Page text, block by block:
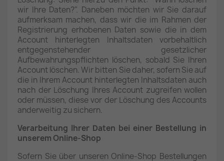
wir Ihre Daten?". Daneben möchten wir Sie darauf
aufmerksam machen, dass wir die im Rahmen der
Registrierung erhobenen Daten sowie die in dem
Account hinterlegten Inhaltsdaten vorbehaltlich
entgegenstehender gesetzlicher
Aufbewahrungspflichten löschen, sobald Sie Ihren
Account löschen. Wir bitten Sie daher, sofern Sie auf
die in Ihrem Account hinterlegten Inhaltsdaten auch
nach der Löschung Ihres Account zugreifen wollen
oder müssen, diese vor der Löschung des Accounts
anderweitig zu sichern.
Verarbeitung Ihrer Daten bei einer Bestellung in
unserem Online-Shop
Sofern Sie über unseren Online-Shop Bestellungen